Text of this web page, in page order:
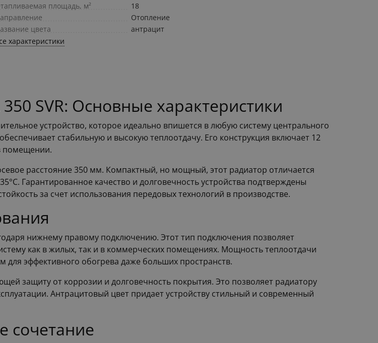
площадь, м²
18
Отопление
цвета
антрацит
характеристики
350 SVR: Основные характеристики
устройство, которое идеально впишется в любую систему центрального
стабильную и высокую теплоотдачу. Его конструкция включает 12
помещении.
расстояние 350 мм. Компактный, но мощный, этот радиатор отличается
Гарантированное качество и долговечность устройства подтверждены
за счет использования передовых технологий в производстве.
нижнему правому подключению. Этот тип подключения позволяет
как в жилых, так и в коммерческих помещениях. Мощность теплоотдачи
для эффективного обогрева даже больших пространств.
защиту от коррозии и долговечность покрытия. Это позволяет радиатору
Антрацитовый цвет придает устройству стильный и современный
сочетание